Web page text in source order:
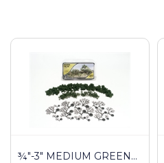
¾"-3" MEDIUM GREEN...